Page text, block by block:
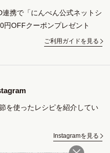
携で「にんべん公式ネットシ
円OFFクーポンプレゼント
ご利用ガイドを見る
を使ったレシピを紹介してい
Instagramを見る